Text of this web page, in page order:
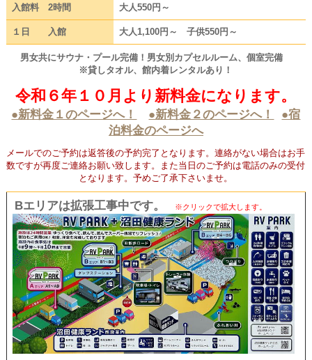
入館料 2時間 大人550円～
１日 入館 大人1,100円～ 子供550円～
男女共にサウナ・プール完備！男女別カプセルルーム、個室完備
※貸しタオル、館内着レンタルあり！
令和６年１０月より新料金になります。
●新料金１のページへ！ ●新料金２のページへ！
●宿
泊料金のページへ
メールでのご予約は返答後の予約完了となります。連絡がない場合はお手
数ですが再度ご連絡お願い致します。また当日のご予約は電話のみの受付
となります。予めご了承下さいませ。
Bエリアは拡張工事中です。 ※クリックで拡大します。